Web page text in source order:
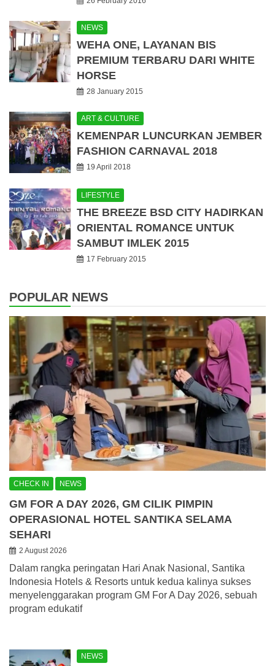
NEWS
WEHA ONE, LAYANAN BIS
PREMIUM TERBARU DARI WHITE
HORSE
28 January 2015
ART & CULTURE
KEMENPAR LUNCURKAN JEMBER
FASHION CARNAVAL 2018
19 April 2018
LIFESTYLE
THE BREEZE BSD CITY HADIRKAN
ORIENTAL ROMANCE UNTUK
SAMBUT IMLEK 2015
17 February 2015
POPULAR NEWS
CHECK IN NEWS
GM FOR A DAY 2026, GM CILIK PIMPIN
OPERASIONAL HOTEL SANTIKA SELAMA
SEHARI
2 August 2026
Dalam rangka peringatan Hari Anak Nasional, Santika
Indonesia Hotels & Resorts untuk kedua kalinya sukses
menyelenggarakan program GM For A Day 2026, sebuah
program edukatif
NEWS